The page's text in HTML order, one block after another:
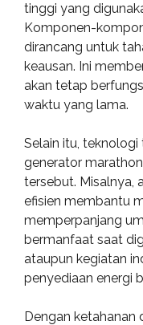
tinggi yang
Komponen-
dirancang untuk
keausan. Ini
akan tetap
waktu yang lama.
Selain itu,
generator
tersebut. Misalnya,
efisien membantu
memperpanjang
bermanfaat saat
ataupun kegiatan
penyediaan energi
Dengan ketahanan